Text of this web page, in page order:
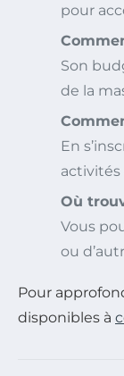
pour
Son
de la
En
activités
Où
Vous
ou
Pour
disponibles à